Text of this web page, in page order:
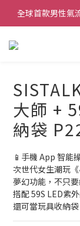
🎇全球首創三
大師 +
納袋
📱手機 App 智能
次世代女生潮玩
夢幻功能，不只
搭配 59S LED紫
還可當玩具收納袋